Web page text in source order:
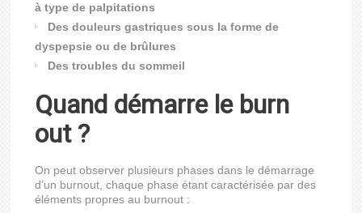
à type de palpitations
Des douleurs gastriques sous la forme de
dyspepsie ou de brûlures
Des troubles du sommeil
Quand démarre le burn
out ?
On peut observer plusieurs phases dans le démarrage
d’un burnout, chaque phase étant caractérisée par des
éléments propres au burnout :